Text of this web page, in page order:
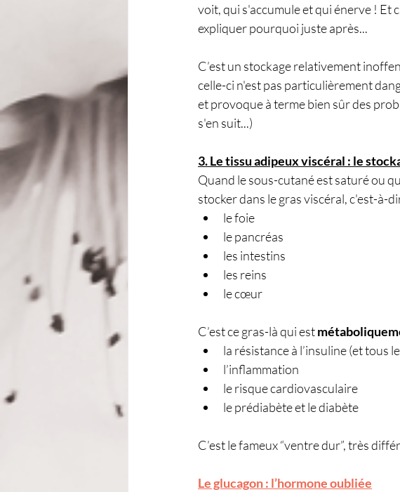
voit, qui s'accumule et qui énerve ! Et
expliquer pourquoi juste après...
C’est un stockage relativement
celle-ci n'est pas particulièrement
et provoque à terme bien sûr des
s'en suit...)
3. Le tissu adipeux viscéral : le
Quand le sous-cutané est saturé ou
stocker dans le gras viscéral, c'est-à-
le foie
le pancréas
les intestins
les reins
le cœur
C’est ce gras-là qui est
la résistance à l’insuline (et tous
l’inflammation
le risque cardiovasculaire
le prédiabète et le diabète
C’est le fameux “ventre dur”, très
Le glucagon : l’hormone oubliée